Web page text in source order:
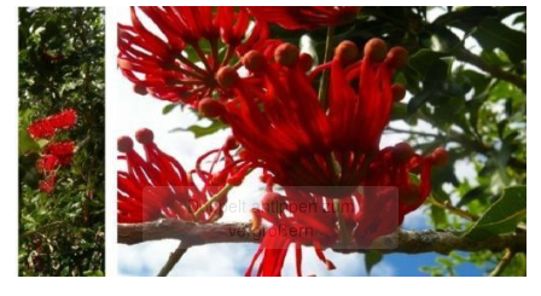
Doppelt antippen zum
vergrößern